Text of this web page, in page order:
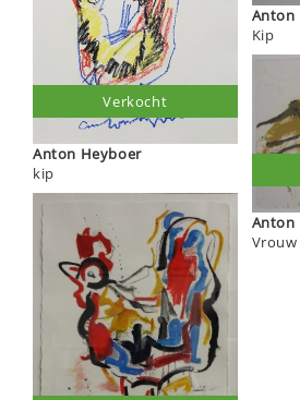
Anton Heyboer
kip
Verkocht
Kip